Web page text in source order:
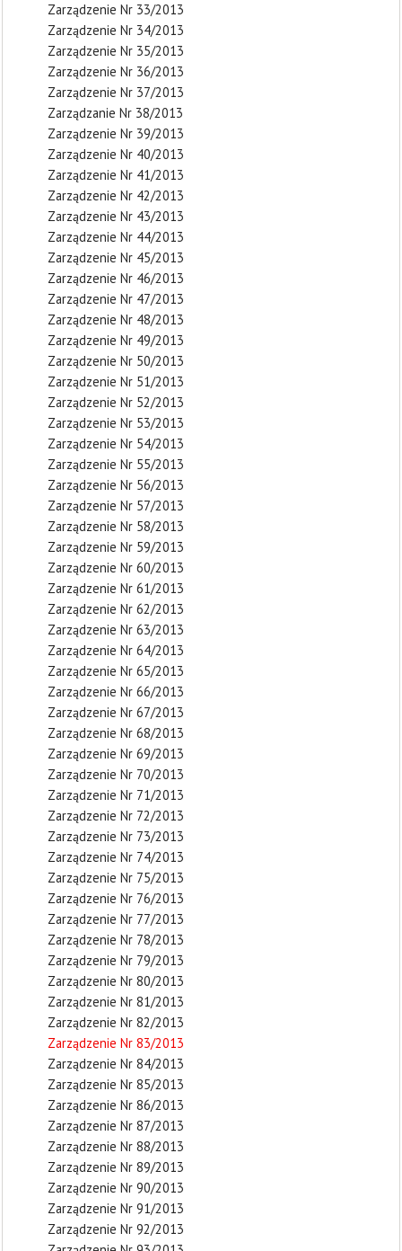
Zarządzenie Nr 33/2013
Zarządzenie Nr 34/2013
Zarządzenie Nr 35/2013
Zarządzenie Nr 36/2013
Zarządzenie Nr 37/2013
Zarządzanie Nr 38/2013
Zarządzenie Nr 39/2013
Zarządzenie Nr 40/2013
Zarządzenie Nr 41/2013
Zarządzenie Nr 42/2013
Zarządzenie Nr 43/2013
Zarządzenie Nr 44/2013
Zarządzenie Nr 45/2013
Zarządzenie Nr 46/2013
Zarządzenie Nr 47/2013
Zarządzenie Nr 48/2013
Zarządzenie Nr 49/2013
Zarządzenie Nr 50/2013
Zarządzenie Nr 51/2013
Zarządzenie Nr 52/2013
Zarządzenie Nr 53/2013
Zarządzenie Nr 54/2013
Zarządzenie Nr 55/2013
Zarządzenie Nr 56/2013
Zarządzenie Nr 57/2013
Zarządzenie Nr 58/2013
Zarządzenie Nr 59/2013
Zarządzenie Nr 60/2013
Zarządzenie Nr 61/2013
Zarządzenie Nr 62/2013
Zarządzenie Nr 63/2013
Zarządzenie Nr 64/2013
Zarządzenie Nr 65/2013
Zarządzenie Nr 66/2013
Zarządzenie Nr 67/2013
Zarządzenie Nr 68/2013
Zarządzenie Nr 69/2013
Zarządzenie Nr 70/2013
Zarządzenie Nr 71/2013
Zarządzenie Nr 72/2013
Zarządzenie Nr 73/2013
Zarządzenie Nr 74/2013
Zarządzenie Nr 75/2013
Zarządzenie Nr 76/2013
Zarządzenie Nr 77/2013
Zarządzenie Nr 78/2013
Zarządzenie Nr 79/2013
Zarządzenie Nr 80/2013
Zarządzenie Nr 81/2013
Zarządzenie Nr 82/2013
Zarządzenie Nr 83/2013
Zarządzenie Nr 84/2013
Zarządzenie Nr 85/2013
Zarządzenie Nr 86/2013
Zarządzenie Nr 87/2013
Zarządzenie Nr 88/2013
Zarządzenie Nr 89/2013
Zarządzenie Nr 90/2013
Zarządzenie Nr 91/2013
Zarządzenie Nr 92/2013